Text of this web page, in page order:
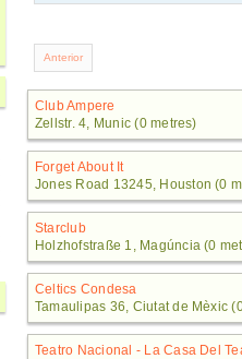
Club Ampere
Zellstr. 4, Munic (0 metres)
Forget About It
Jones Road 13245, Houston (0
Starclub
Holzhofstraße 1, Magúncia (0
Celtics Condesa
Tamaulipas 36, Ciutat de Mèxic
Teatro Nacional - La Casa Del